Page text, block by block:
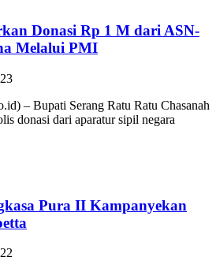
Donasi Rp 1 M dari ASN-
Melalui PMI
– Bupati Serang Ratu Ratu Chasanah
donasi dari aparatur sipil negara
Pura II Kampanyekan